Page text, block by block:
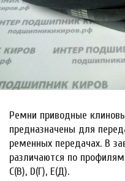
Ремни приводные
предназначены для
ременных передачах. В
различаются по
С(В), D(Г), Е(Д).